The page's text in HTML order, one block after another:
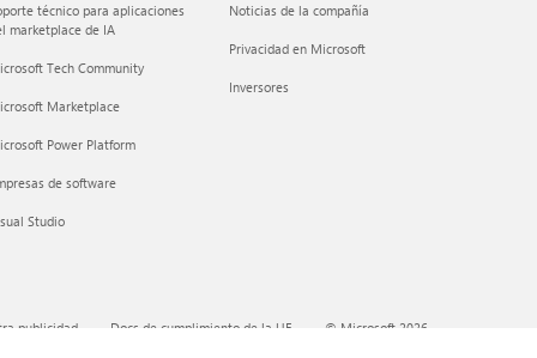
técnico para aplicaciones
marketplace de IA
Tech Community
Marketplace
Power Platform
de software
Studio
Noticias de la compañía
Privacidad en Microsoft
Inversores
publicidad Docs de cumplimiento de la UE © Microsoft 2026